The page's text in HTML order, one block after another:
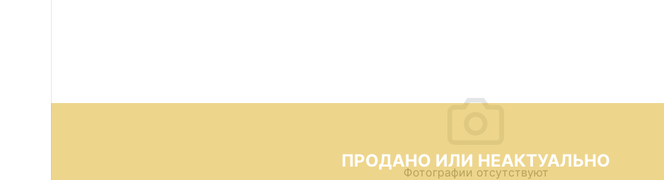
ПРОДАНО ИЛИ НЕАКТУАЛЬНО
Фотографии отсутствуют